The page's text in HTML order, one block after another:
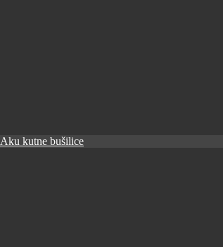
Aku kutne bušilice